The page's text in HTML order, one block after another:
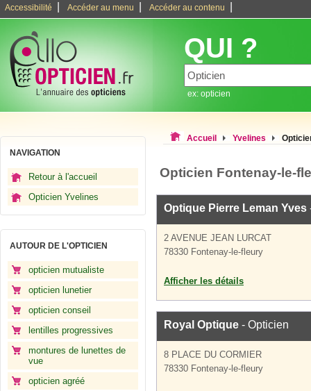
Accessibilité Accéder au menu Accéder au contenu
QUI ?
ex: opticien
NAVIGATION
Retour à l'accueil
Opticien Yvelines
AUTOUR DE L'OPTICIEN
opticien mutualiste
opticien lunetier
opticien conseil
lentilles progressives
montures de lunettes de
vue
opticien agréé
Accueil Yvelines
Opticien Fontenay-le-
Optique Pierre Leman Yves
2 AVENUE JEAN LURCAT
78330 Fontenay-le-fleury
Afficher les détails
Royal Optique - Opticien
8 PLACE DU CORMIER
78330 Fontenay-le-fleury